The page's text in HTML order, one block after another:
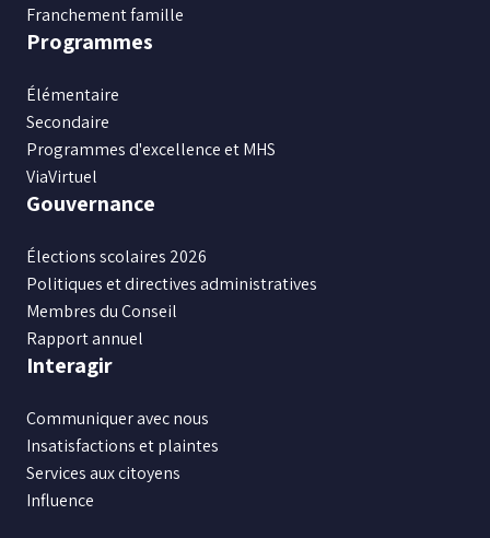
Franchement famille
Programmes
Élémentaire
Secondaire
Programmes d'excellence et MHS
ViaVirtuel
Gouvernance
Élections scolaires 2026
Politiques et directives administratives
Membres du Conseil
Rapport annuel
Interagir
Communiquer avec nous
Insatisfactions et plaintes
Services aux citoyens
Influence